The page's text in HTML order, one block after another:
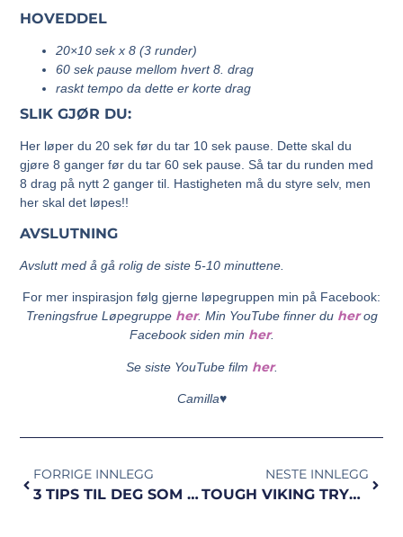
HOVEDDEL
20×10 sek x 8 (3 runder)
60 sek pause mellom hvert 8. drag
raskt tempo da dette er korte drag
SLIK GJØR DU:
Her løper du 20 sek før du tar 10 sek pause. Dette skal du
gjøre 8 ganger før du tar 60 sek pause. Så tar du runden med
8 drag på nytt 2 ganger til. Hastigheten må du styre selv, men
her skal det løpes!!
AVSLUTNING
Avslutt med å gå rolig de siste 5-10 minuttene.
For mer inspirasjon følg gjerne løpegruppen min på Facebook:
Treningsfrue Løpegruppe her. Min YouTube finner du herog
Facebook siden min her.
Se siste YouTube film her.
Camilla♥
FORRIGE INNLEGG
3 TIPS TIL DEG SOM LIKER Å LØPE
NESTE INNLEGG
TOUGH VIKING TRYVANN 2018 | helt rått!